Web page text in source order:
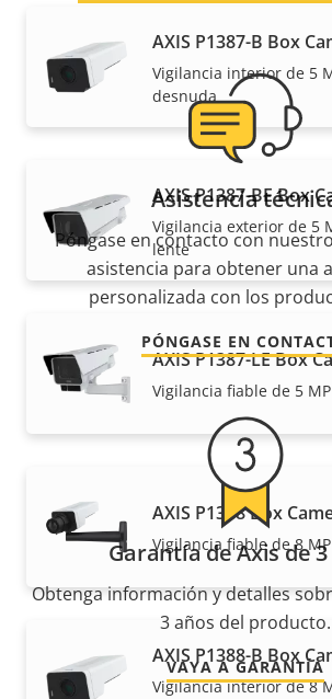
AXIS P1387-B Box
Vigilancia interior de 5
desnuda
AXIS P1387-BE Box
Vigilancia exterior de 5
lente
AXIS P1387-LE Box
Vigilancia fiable de 5
AXIS P1388 Box
Vigilancia fiable de 8
AXIS P1388-B Box
Vigilancia interior de 8
Asistencia
Póngase en contacto con
asistencia para obtener una
personalizada con los
PÓNGASE EN
Garantía de Axis de
Obtenga información y detalles
3 años del producto.
VAYA A GARANTÍA